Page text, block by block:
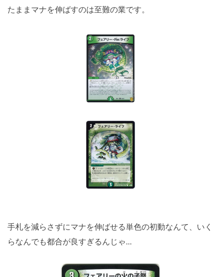
たままマナを伸ばすのは至難の業です。
手札を減らさずにマナを伸ばせる単色の初動なんて、いく
らなんでも都合が良すぎるんじゃ...